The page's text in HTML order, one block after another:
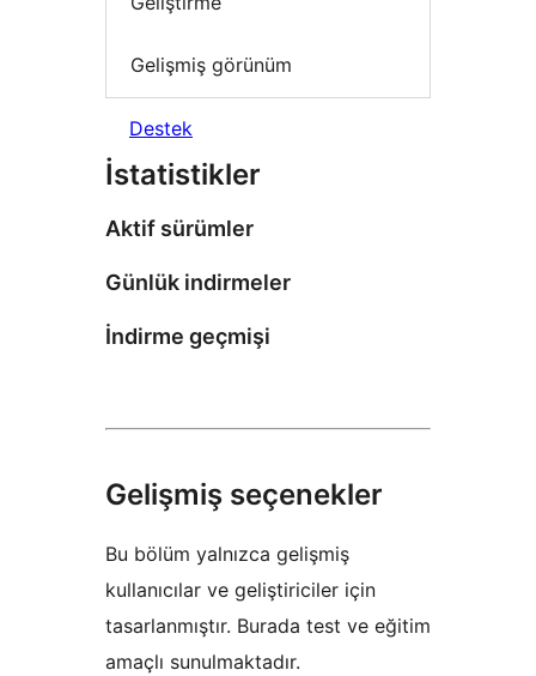
Gelişmiş görünüm
Destek
İstatistikler
Aktif sürümler
Günlük indirmeler
İndirme geçmişi
Gelişmiş seçenekler
Bu bölüm yalnızca gelişmiş
kullanıcılar ve geliştiriciler için
tasarlanmıştır. Burada test ve eğitim
amaçlı sunulmaktadır.